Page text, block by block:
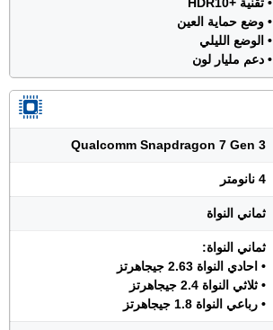
• وضع حماية العين
• الوضع الليلي
• دعم مليار لون
Qualcomm Snapdragon 7 Gen 3
4 نانومتر
ثماني النواة
ثماني النواة:
• احادي النواة 2.63 جيجاهرتز
• ثلاثي النواة 2.4 جيجاهرتز
• رباعي النواة 1.8 جيجاهرتز